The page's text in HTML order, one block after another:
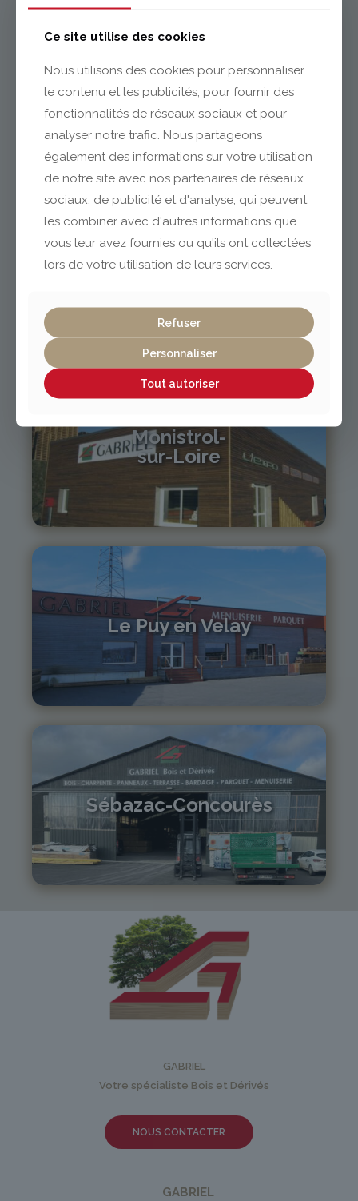
Clermont-Ferrand
04 73 42 18 38
lexpo@gabriel-sa.fr
Vichy / Cusset
04 70 97 56 39
cusset@gabriel-sa.fr
Monistrol-
sur-Loire
monistrol@gabriel-sa.fr
Le Puy en Velay
04 71 01 13 30
lepuy@gabriel-sa.fr
Sébazac-Concourès
05 81 55 83 89
monistrol@gabriel-sa.fr
GABRIEL
Votre spécialiste Bois et Dérivés
NOUS CONTACTER
GABRIEL
Ce site utilise des cookies
Nous utilisons des cookies pour personnaliser
le contenu et les publicités, pour fournir des
fonctionnalités de réseaux sociaux et pour
analyser notre trafic. Nous partageons
également des informations sur votre utilisation
de notre site avec nos partenaires de réseaux
sociaux, de publicité et d'analyse, qui peuvent
les combiner avec d'autres informations que
vous leur avez fournies ou qu'ils ont collectées
lors de votre utilisation de leurs services.
Refuser
Personnaliser
Tout autoriser